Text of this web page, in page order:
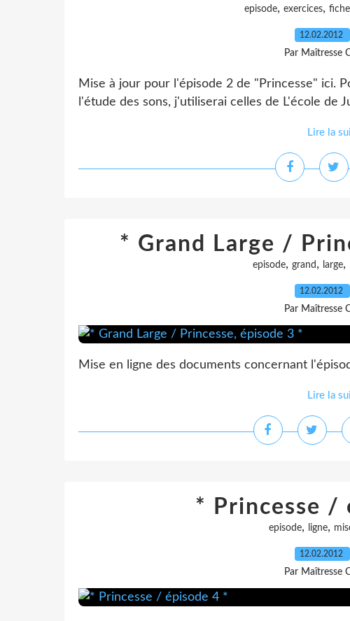
episode, exercices,
12.02.2012
Par Maîtresse
Mise à jour pour l'épisode 2 de "Princesse" ici.
l'étude des sons, j'utiliserai celles de L'école de
Lire la
* Grand Large /
episode, grand , large,
12.02.2012
Par Maîtresse
Mise en ligne des documents concernant
Lire la
* Princesse /
episode, ligne,
12.02.2012
Par Maîtresse